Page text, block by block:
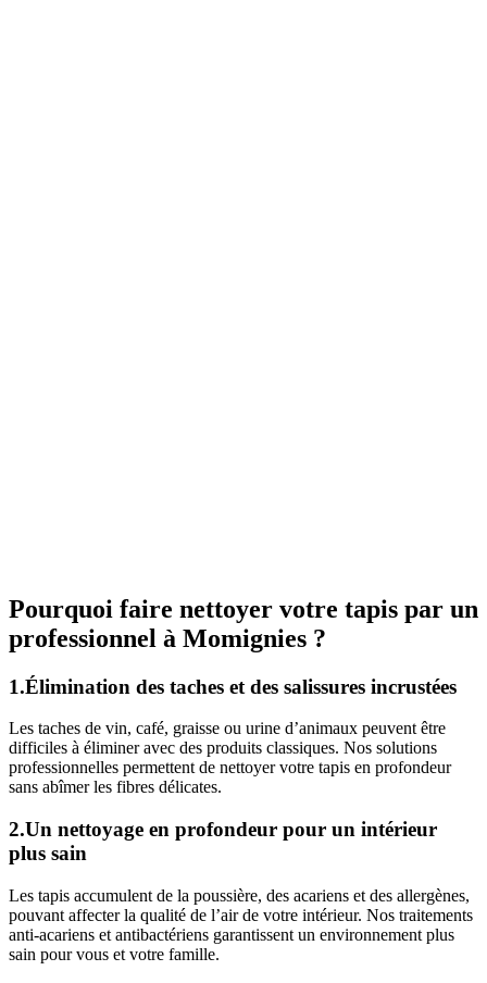
Pourquoi faire nettoyer votre tapis par un
professionnel à Momignies ?
1.Élimination des taches et des salissures incrustées
Les taches de vin, café, graisse ou urine d’animaux peuvent être
difficiles à éliminer avec des produits classiques. Nos solutions
professionnelles permettent de nettoyer votre tapis en profondeur
sans abîmer les fibres délicates.
2.Un nettoyage en profondeur pour un intérieur
plus sain
Les tapis accumulent de la poussière, des acariens et des allergènes,
pouvant affecter la qualité de l’air de votre intérieur. Nos traitements
anti-acariens et antibactériens garantissent un environnement plus
sain pour vous et votre famille.